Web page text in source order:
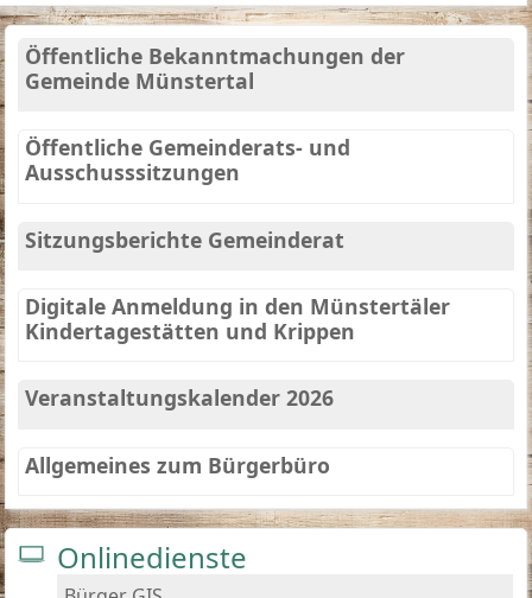
Öffentliche Bekanntmachungen der
Gemeinde Münstertal
Öffentliche Gemeinderats- und
Ausschusssitzungen
Sitzungsberichte Gemeinderat
Digitale Anmeldung in den Münstertäler
Kindertagestätten und Krippen
Veranstaltungskalender 2026
Allgemeines zum Bürgerbüro
Onlinedienste